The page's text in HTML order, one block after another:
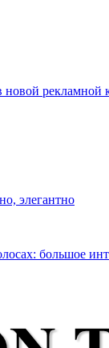
рекламной
элегантно
большое